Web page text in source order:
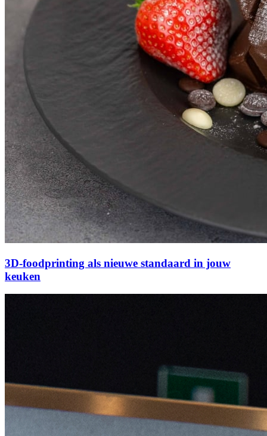
3D-foodprinting als nieuwe standaard in jouw
keuken